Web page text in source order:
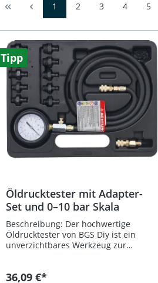
1 2 3 4 5
Tipp
Öldrucktester mit Adapter-
Set und 0–10 bar Skala
Beschreibung: Der hochwertige
Öldrucktester von BGS Diy ist ein
unverzichtbares Werkzeug zur
im Ölsystem. Dank der
36,09 €*